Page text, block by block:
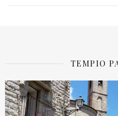
TEMPIO